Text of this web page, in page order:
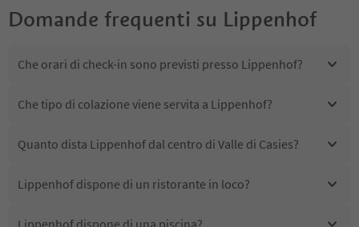
Domande frequenti su Lippenhof
Che orari di check-in sono previsti presso Lippenhof?
Che tipo di colazione viene servita a Lippenhof?
Quanto dista Lippenhof dal centro di Valle di Casies?
Lippenhof dispone di un ristorante in loco?